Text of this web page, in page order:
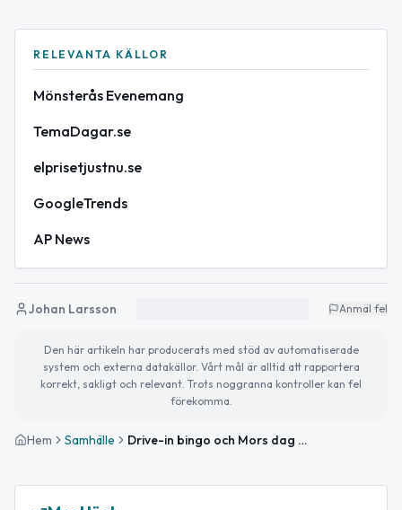
RELEVANTA KÄLLOR
Mönsterås Evenemang
TemaDagar.se
elprisetjustnu.se
GoogleTrends
AP News
Johan Larsson Anmäl fel
Den här artikeln har producerats med stöd av automatiserade
system och externa datakällor. Vårt mål är alltid att rapportera
korrekt, sakligt och relevant. Trots noggranna kontroller kan fel
förekomma.
Hem Samhälle Drive-in bingo och Mors dag firas i solsken